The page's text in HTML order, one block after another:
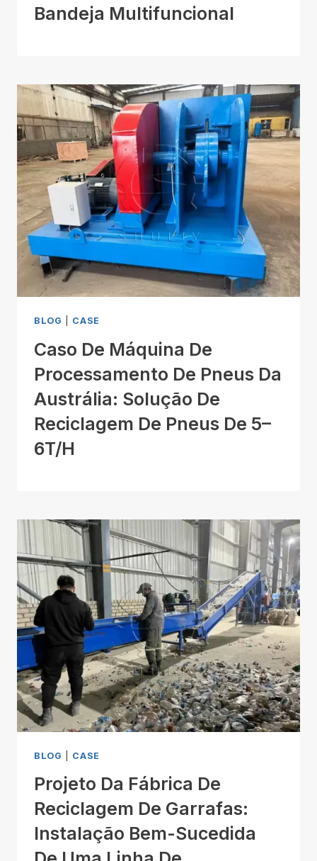
Bandeja Multifuncional
BLOG CASE
Caso De Máquina De
Processamento De Pneus Da
Austrália: Solução De
Reciclagem De Pneus De 5–
6T/H
BLOG CASE
Projeto Da Fábrica De
Reciclagem De Garrafas:
Instalação Bem-Sucedida